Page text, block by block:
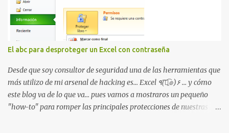
de software PDA y de firmware *#*#232337#*#* : Muestra la
dirección Bluetooth del smartphone *#*#232338#*#* : Muestra
la dirección MAC del la tarjeta WiFi del dispositivo *#*#2663#*#*
: Visualiza la versión de la pantalla táctil del smartphone
*#*#3264#*#* : Muestra que versión de memoria RAM está
disponible en el smartphone o la tablet *#*#34971539#*#* :
Visualiza la información detallada d...
El abc para desproteger un Excel con contraseña
Desde que soy consultor de seguridad una de las herramientas que
más utilizo de mi arsenal de hacking es... Excel ٩(͡๏̯͡๏)۶ ... y cómo
este blog va de lo que va... pues vamos a mostraros un pequeño
"how-to" para romper las principales protecciones de nuestras